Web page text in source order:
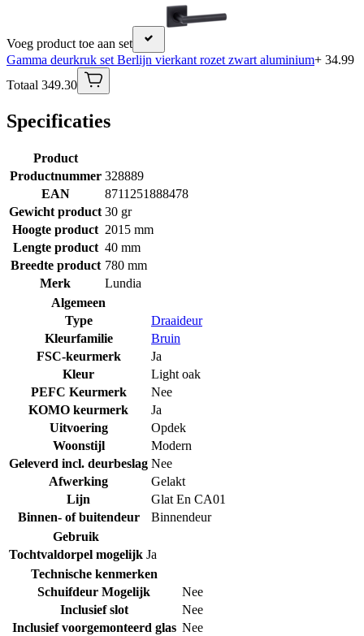
Voeg product toe aan set
Gamma deurkruk set Berlijn vierkant rozet zwart aluminium+ 34.99
Totaal 349.30
Specificaties
Product
Productnummer 328889
EAN
8711251888478
Gewicht product 30 gr
Hoogte product 2015 mm
Lengte product 40 mm
Breedte product 780 mm
Merk
Lundia
Algemeen
Type
Draaideur
Kleurfamilie
Bruin
FSC-keurmerk
Ja
Kleur
Light oak
PEFC Keurmerk
Nee
KOMO keurmerk
Ja
Uitvoering
Opdek
Woonstijl
Modern
Geleverd incl. deurbeslag Nee
Afwerking
Gelakt
Lijn
Glat En CA01
Binnen- of buitendeur
Binnendeur
Gebruik
Tochtvaldorpel mogelijk Ja
Technische kenmerken
Schuifdeur Mogelijk
Nee
Inclusief slot
Nee
Inclusief voorgemonteerd glas Nee